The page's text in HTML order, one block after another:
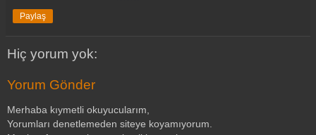
Paylaş
Hiç yorum yok:
Yorum Gönder
Merhaba kıymetli okuyucularım,
Yorumları denetlemeden siteye koyamıyorum.